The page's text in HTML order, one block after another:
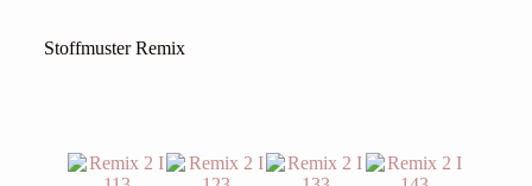
Stoffmuster Remix